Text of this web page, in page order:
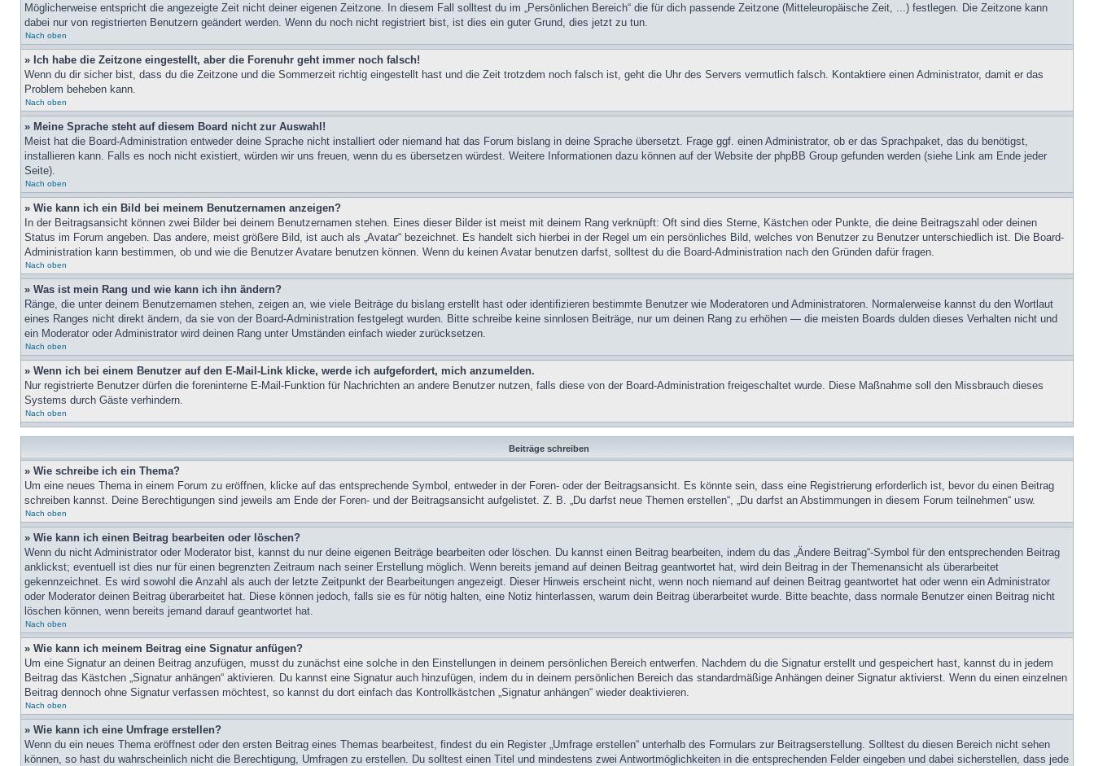
Möglicherweise entspricht die angezeigte Zeit nicht deiner eigenen Zeitzone. In diesem Fall solltest du im „Persönlichen Bereich“ die für dich passende Zeitzone (Mitteleuropäische Zeit, ...) festlegen. Die Zeitzone kann
dabei nur von registrierten Benutzern geändert werden. Wenn du noch nicht registriert bist, ist dies ein guter Grund, dies jetzt zu tun.
Nach oben
» Ich habe die Zeitzone eingestellt, aber die Forenuhr geht immer noch falsch!
Wenn du dir sicher bist, dass du die Zeitzone und die Sommerzeit richtig eingestellt hast und die Zeit trotzdem noch falsch ist, geht die Uhr des Servers vermutlich falsch. Kontaktiere einen Administrator, damit er das
Problem beheben kann.
Nach oben
» Meine Sprache steht auf diesem Board nicht zur Auswahl!
Meist hat die Board-Administration entweder deine Sprache nicht installiert oder niemand hat das Forum bislang in deine Sprache übersetzt. Frage ggf. einen Administrator, ob er das Sprachpaket, das du benötigst,
installieren kann. Falls es noch nicht existiert, würden wir uns freuen, wenn du es übersetzen würdest. Weitere Informationen dazu können auf der Website der phpBB Group gefunden werden (siehe Link am Ende jeder
Seite).
Nach oben
» Wie kann ich ein Bild bei meinem Benutzernamen anzeigen?
In der Beitragsansicht können zwei Bilder bei deinem Benutzernamen stehen. Eines dieser Bilder ist meist mit deinem Rang verknüpft: Oft sind dies Sterne, Kästchen oder Punkte, die deine Beitragszahl oder deinen
Status im Forum angeben. Das andere, meist größere Bild, ist auch als „Avatar“ bezeichnet. Es handelt sich hierbei in der Regel um ein persönliches Bild, welches von Benutzer zu Benutzer unterschiedlich ist. Die Board-
Administration kann bestimmen, ob und wie die Benutzer Avatare benutzen können. Wenn du keinen Avatar benutzen darfst, solltest du die Board-Administration nach den Gründen dafür fragen.
Nach oben
» Was ist mein Rang und wie kann ich ihn ändern?
Ränge, die unter deinem Benutzernamen stehen, zeigen an, wie viele Beiträge du bislang erstellt hast oder identifizieren bestimmte Benutzer wie Moderatoren und Administratoren. Normalerweise kannst du den Wortlaut
eines Ranges nicht direkt ändern, da sie von der Board-Administration festgelegt wurden. Bitte schreibe keine sinnlosen Beiträge, nur um deinen Rang zu erhöhen — die meisten Boards dulden dieses Verhalten nicht und
ein Moderator oder Administrator wird deinen Rang unter Umständen einfach wieder zurücksetzen.
Nach oben
» Wenn ich bei einem Benutzer auf den E-Mail-Link klicke, werde ich aufgefordert, mich anzumelden.
Nur registrierte Benutzer dürfen die foreninterne E-Mail-Funktion für Nachrichten an andere Benutzer nutzen, falls diese von der Board-Administration freigeschaltet wurde. Diese Maßnahme soll den Missbrauch dieses
Systems durch Gäste verhindern.
Nach oben
Beiträge schreiben
» Wie schreibe ich ein Thema?
Um eine neues Thema in einem Forum zu eröffnen, klicke auf das entsprechende Symbol, entweder in der Foren- oder der Beitragsansicht. Es könnte sein, dass eine Registrierung erforderlich ist, bevor du einen Beitrag
schreiben kannst. Deine Berechtigungen sind jeweils am Ende der Foren- und der Beitragsansicht aufgelistet. Z. B. „Du darfst neue Themen erstellen“, „Du darfst an Abstimmungen in diesem Forum teilnehmen“ usw.
Nach oben
» Wie kann ich einen Beitrag bearbeiten oder löschen?
Wenn du nicht Administrator oder Moderator bist, kannst du nur deine eigenen Beiträge bearbeiten oder löschen. Du kannst einen Beitrag bearbeiten, indem du das „Ändere Beitrag“-Symbol für den entsprechenden Beitrag
anklickst; eventuell ist dies nur für einen begrenzten Zeitraum nach seiner Erstellung möglich. Wenn bereits jemand auf deinen Beitrag geantwortet hat, wird dein Beitrag in der Themenansicht als überarbeitet
gekennzeichnet. Es wird sowohl die Anzahl als auch der letzte Zeitpunkt der Bearbeitungen angezeigt. Dieser Hinweis erscheint nicht, wenn noch niemand auf deinen Beitrag geantwortet hat oder wenn ein Administrator
oder Moderator deinen Beitrag überarbeitet hat. Diese können jedoch, falls sie es für nötig halten, eine Notiz hinterlassen, warum dein Beitrag überarbeitet wurde. Bitte beachte, dass normale Benutzer einen Beitrag nicht
löschen können, wenn bereits jemand darauf geantwortet hat.
Nach oben
» Wie kann ich meinem Beitrag eine Signatur anfügen?
Um eine Signatur an deinen Beitrag anzufügen, musst du zunächst eine solche in den Einstellungen in deinem persönlichen Bereich entwerfen. Nachdem du die Signatur erstellt und gespeichert hast, kannst du in jedem
Beitrag das Kästchen „Signatur anhängen“ aktivieren. Du kannst eine Signatur auch hinzufügen, indem du in deinem persönlichen Bereich das standardmäßige Anhängen deiner Signatur aktivierst. Wenn du einen einzelnen
Beitrag dennoch ohne Signatur verfassen möchtest, so kannst du dort einfach das Kontrollkästchen „Signatur anhängen“ wieder deaktivieren.
Nach oben
» Wie kann ich eine Umfrage erstellen?
Wenn du ein neues Thema eröffnest oder den ersten Beitrag eines Themas bearbeitest, findest du ein Register „Umfrage erstellen“ unterhalb des Formulars zur Beitragserstellung. Solltest du diesen Bereich nicht sehen
können, so hast du wahrscheinlich nicht die Berechtigung, Umfragen zu erstellen. Du solltest einen Titel und mindestens zwei Antwortmöglichkeiten in die entsprechenden Felder eingeben und dabei sicherstellen, dass jede